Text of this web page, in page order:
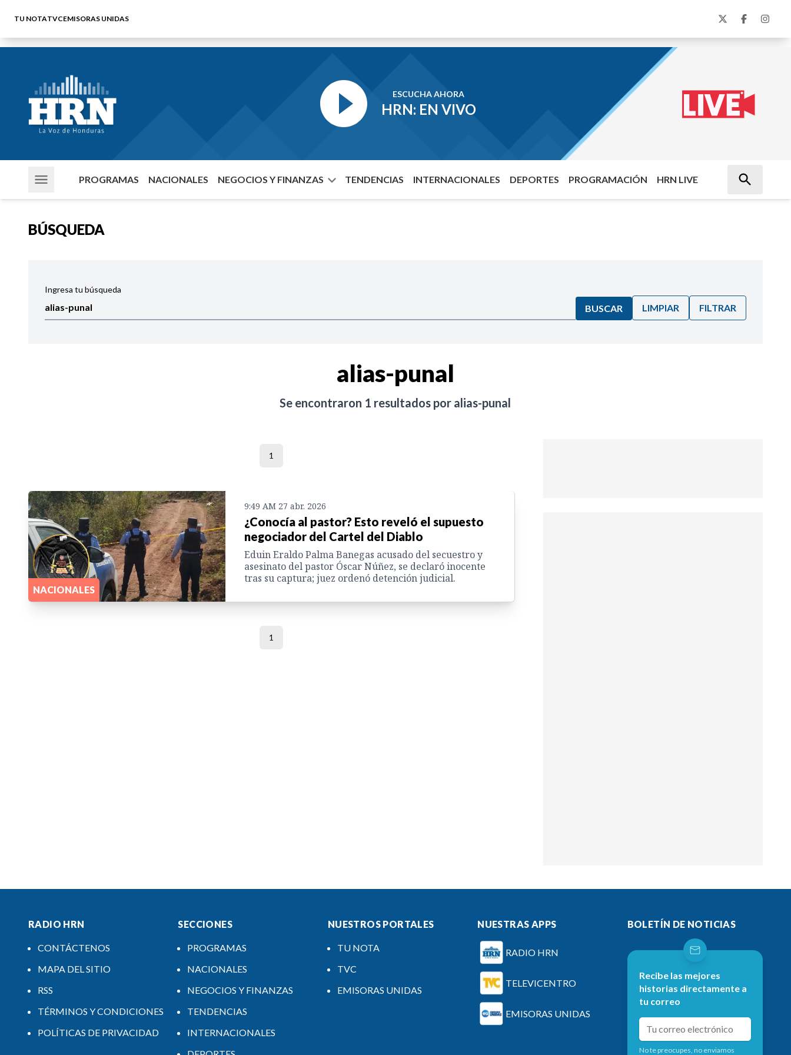
TU NOTATVCEMISORAS UNIDAS
ESCUCHA AHORA
HRN: EN VIVO
PROGRAMAS NACIONALES NEGOCIOS Y FINANZAS TENDENCIAS INTERNACIONALES DEPORTES PROGRAMACIÓN HRN LIVE
BÚSQUEDA
Ingresa tu búsqueda
BUSCAR LIMPIAR FILTRAR
alias-punal
Se encontraron 1 resultados por alias-punal
1
NACIONALES
9:49 AM 27 abr. 2026
¿Conocía al pastor? Esto reveló el supuesto
negociador del Cartel del Diablo
Eduin Eraldo Palma Banegas acusado del secuestro y
asesinato del pastor Óscar Núñez, se declaró inocente
tras su captura; juez ordenó detención judicial.
1
RADIO HRN
CONTÁCTENOS
MAPA DEL SITIO
RSS
TÉRMINOS Y CONDICIONES
POLÍTICAS DE PRIVACIDAD
SECCIONES
PROGRAMAS
NACIONALES
NEGOCIOS Y FINANZAS
TENDENCIAS
INTERNACIONALES
NUESTROS PORTALES
TU NOTA
TVC
EMISORAS UNIDAS
NUESTRAS APPS
RADIO HRN
TELEVICENTRO
EMISORAS UNIDAS
BOLETÍN DE NOTICIAS
Recibe las mejores
historias directamente a
tu correo
No te preocupes, no enviamos